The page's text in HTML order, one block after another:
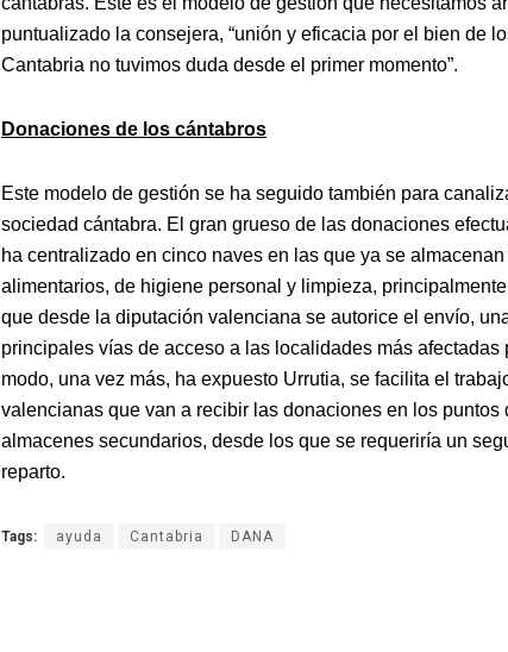
puntualizado la consejera, “unión y eficacia por el bien de
Cantabria no tuvimos duda desde el primer momento”.
Donaciones de los cántabros
Este modelo de gestión se ha seguido también para
sociedad cántabra. El gran grueso de las donaciones
ha centralizado en cinco naves en las que ya se
alimentarios, de higiene personal y limpieza,
que desde la diputación valenciana se autorice el envío,
principales vías de acceso a las localidades más afectadas
modo, una vez más, ha expuesto Urrutia, se facilita el
valencianas que van a recibir las donaciones en los puntos
almacenes secundarios, desde los que se requeriría un
reparto.
Tags: ayuda Cantabria DANA